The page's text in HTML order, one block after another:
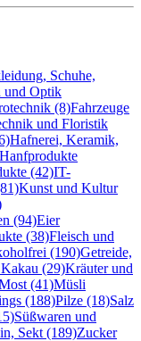
Schuhe,
und Optik
(8)Fahrzeuge
und Floristik
Hafnerei, Keramik,
(42)IT-
Kunst und Kultur
(94)Eier
(38)Fleisch und
(190)Getreide,
(29)Kräuter und
(41)Müsli
(188)Pilze (18)Salz
Süßwaren und
Sekt (189)Zucker